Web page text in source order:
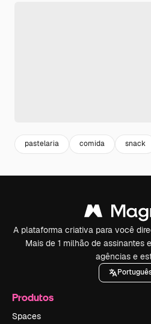
pastelaria comida snack
A plataforma criativa para você
Mais de 1 milhão de assinantes
agências e
Produtos
Spaces